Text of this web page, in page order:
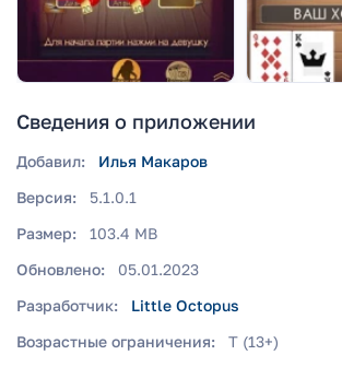
Сведения о приложении
Добавил:
Илья Макаров
Версия:
5.1.0.1
Размер:
103.4 MB
Обновлено:
05.01.2023
Разработчик:
Little Octopus
Возрастные ограничения:
T (13+)